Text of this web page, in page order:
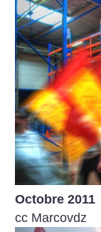
Octobre 2011
cc Marcovdz